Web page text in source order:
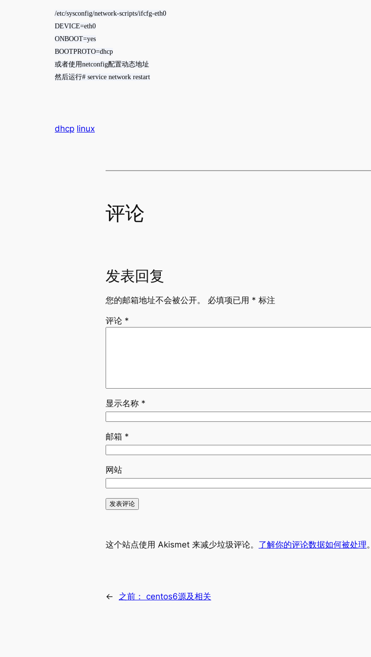
/etc/sysconfig/network-scripts/ifcfg-eth0
DEVICE=eth0
ONBOOT=yes
BOOTPROTO=dhcp
或者使用netconfig配置动态地址
然后运行# service network restart
dhcp linux
评论
发表回复
您的邮箱地址不会被公开。 必填项已用 * 标注
评论 *
显示名称 *
邮箱 *
网站
这个站点使用 Akismet 来减少垃圾评论。 了解你的评论数据如何被处理。
← 之前： centos6源及相关